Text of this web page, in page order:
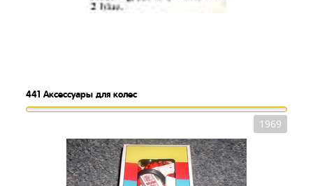
441 Аксессуары для колес
1969